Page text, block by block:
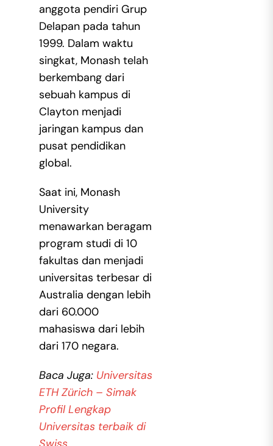
anggota pendiri Grup
Delapan pada tahun
1999. Dalam waktu
singkat, Monash telah
berkembang dari
sebuah kampus di
Clayton menjadi
jaringan kampus dan
pusat pendidikan
global.
Saat ini, Monash
University
menawarkan beragam
program studi di 10
fakultas dan menjadi
universitas terbesar di
Australia dengan lebih
dari 60.000
mahasiswa dari lebih
dari 170 negara.
Baca Juga: Universitas
ETH Zürich – Simak
Profil Lengkap
Universitas terbaik di